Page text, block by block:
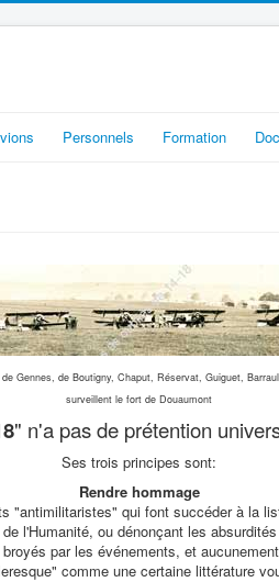
Personnels Formation
Gennes, de Boutigny, Chaput, Réservat, Guiguet,
surveillent le fort de Douaumont
" n'a pas de prétention
Ses trois principes sont:
Rendre hommage
"antimilitaristes" qui font succéder à la
l'Humanité, ou dénonçant les
par les événements, et
comme une certaine littérature